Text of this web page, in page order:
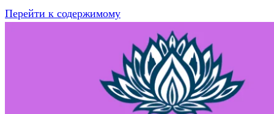
Перейти к содержимому